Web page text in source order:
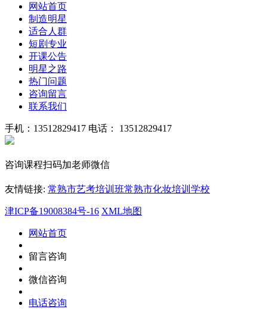
网站首页
制造明星
适合人群
短剧专业
开课公告
明星之路
热门问题
咨询留言
联系我们
手机：13512829417 电话： 13512829417
咨询课程扫码加老师微信
友情链接: 常熟市艺考培训班常熟市化妆培训学校
津ICP备19008384号-16 XML地图
网站首页
留言咨询
微信咨询
电话咨询